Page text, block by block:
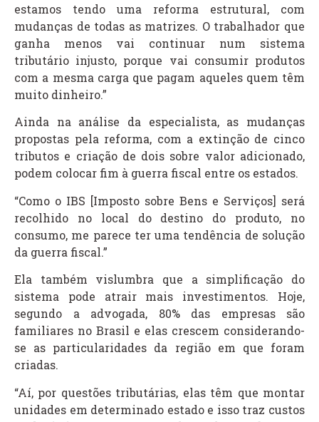
estamos tendo uma reforma estrutural, com
mudanças de todas as matrizes. O trabalhador que
ganha menos vai continuar num sistema
tributário injusto, porque vai consumir produtos
com a mesma carga que pagam aqueles quem têm
muito dinheiro.”
Ainda na análise da especialista, as mudanças
propostas pela reforma, com a extinção de cinco
tributos e criação de dois sobre valor adicionado,
podem colocar fim à guerra fiscal entre os estados.
“Como o IBS [Imposto sobre Bens e Serviços] será
recolhido no local do destino do produto, no
consumo, me parece ter uma tendência de solução
da guerra fiscal.”
Ela também vislumbra que a simplificação do
sistema pode atrair mais investimentos. Hoje,
segundo a advogada, 80% das empresas são
familiares no Brasil e elas crescem considerando-
se as particularidades da região em que foram
criadas.
“Aí, por questões tributárias, elas têm que montar
unidades em determinado estado e isso traz custos